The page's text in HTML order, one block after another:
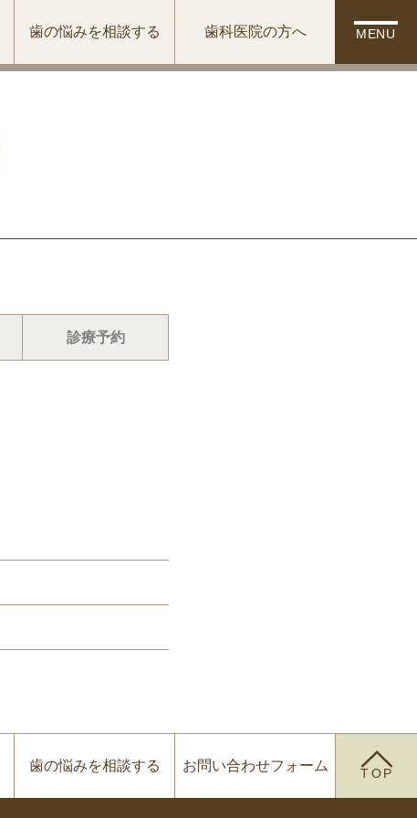
歯の悩みを相談する 歯科医院の方へ MENU
診療予約
TOP
歯の悩みを相談する お問い合わせフォーム